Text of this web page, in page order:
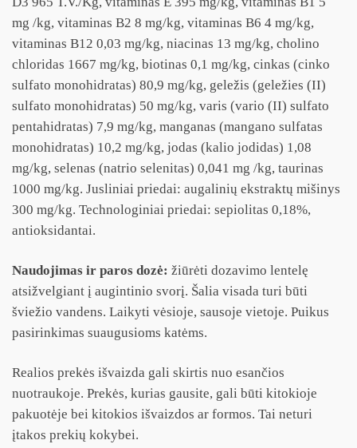
mg /kg, vitaminas B2 8 mg/kg, vitaminas B6 4 mg/kg,
vitaminas B12 0,03 mg/kg, niacinas 13 mg/kg, cholino
chloridas 1667 mg/kg, biotinas 0,1 mg/kg, cinkas (cinko
sulfato monohidratas) 80,9 mg/kg, geležis (geležies (II)
sulfato monohidratas) 50 mg/kg, varis (vario (II) sulfato
pentahidratas) 7,9 mg/kg, manganas (mangano sulfatas
monohidratas) 10,2 mg/kg, jodas (kalio jodidas) 1,08
mg/kg, selenas (natrio selenitas) 0,041 mg /kg, taurinas
1000 mg/kg. Jusliniai priedai: augalinių ekstraktų mišinys
300 mg/kg. Technologiniai priedai: sepiolitas 0,18%,
antioksidantai.
Naudojimas ir paros dozė: žiūrėti dozavimo lentelę
atsižvelgiant į augintinio svorį. Šalia visada turi būti
šviežio vandens. Laikyti vėsioje, sausoje vietoje. Puikus
pasirinkimas suaugusioms katėms.
Realios prekės išvaizda gali skirtis nuo esančios
nuotraukoje. Prekės, kurias gausite, gali būti kitokioje
pakuotėje bei kitokios išvaizdos ar formos. Tai neturi
įtakos prekių kokybei.